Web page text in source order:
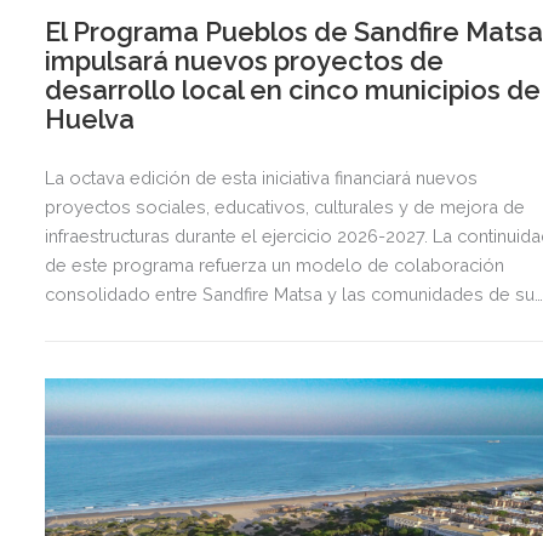
El Programa Pueblos de Sandfire Matsa
impulsará nuevos proyectos de
desarrollo local en cinco municipios de
Huelva
La octava edición de esta iniciativa financiará nuevos
proyectos sociales, educativos, culturales y de mejora de
infraestructuras durante el ejercicio 2026-2027. La
de este programa refuerza un modelo de colaboración
consolidado entre Sandfire Matsa y las comunidades de su